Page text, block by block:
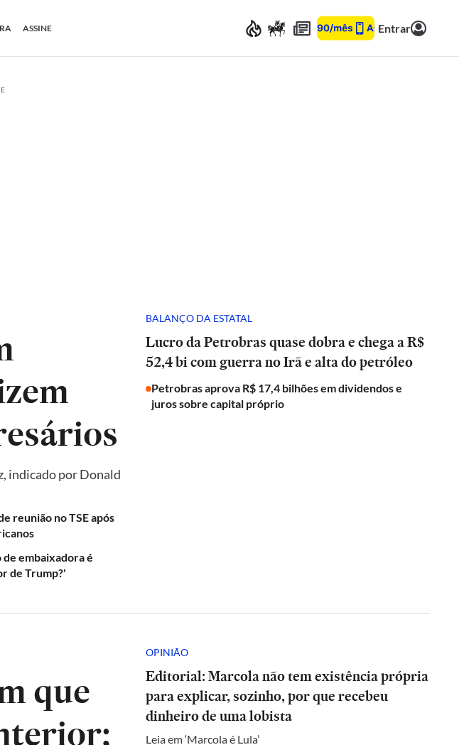
ASSINE Entrar
indicado por Donald
reunião no TSE após
embaixadora é
de Trump?'
BALANÇO DA ESTATAL
Lucro da Petrobras quase dobra e chega a R$
52,4 bi com guerra no Irã e alta do petróleo
Petrobras aprova R$ 17,4 bilhões em dividendos e
juros sobre capital próprio
que
OPINIÃO
Editorial: Marcola não tem existência própria
para explicar, sozinho, por que recebeu
dinheiro de uma lobista
Leia em ‘Marcola é Lula’